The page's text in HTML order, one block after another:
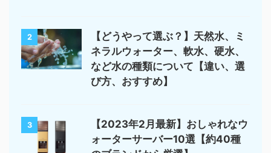
2
【どうやって選ぶ？】天然水、ミ
ネラルウォーター、軟水、硬水、
など水の種類について【違い、選
び方、おすすめ】
3
【2023年2月最新】おしゃれなウ
ォーターサーバー10選【約40種